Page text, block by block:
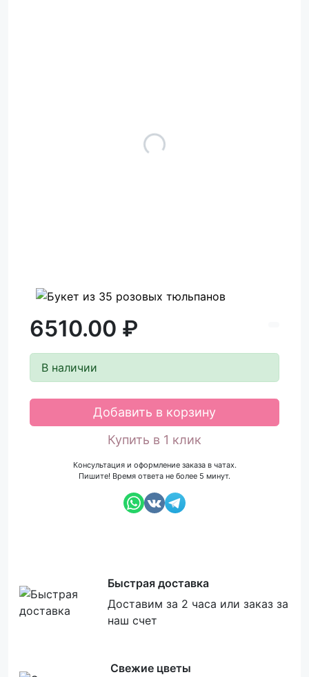
6510.00 ₽
В наличии
Добавить в корзину
Купить в 1 клик
Консультация и оформление заказа в чатах.
Пишите! Время ответа не более 5 минут.
Быстрая доставка
Доставим за 2 часа или заказ за
наш счет
Свежие цветы